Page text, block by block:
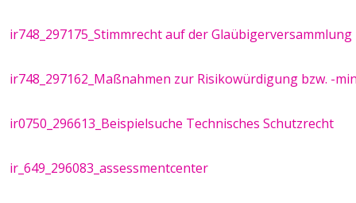
ir748_297175_Stimmrecht auf der Glaübigerversammlung
ir748_297162_Maßnahmen zur Risikowürdigung bzw. -
ir0750_296613_Beispielsuche Technisches Schutzrecht
ir_649_296083_assessmentcenter